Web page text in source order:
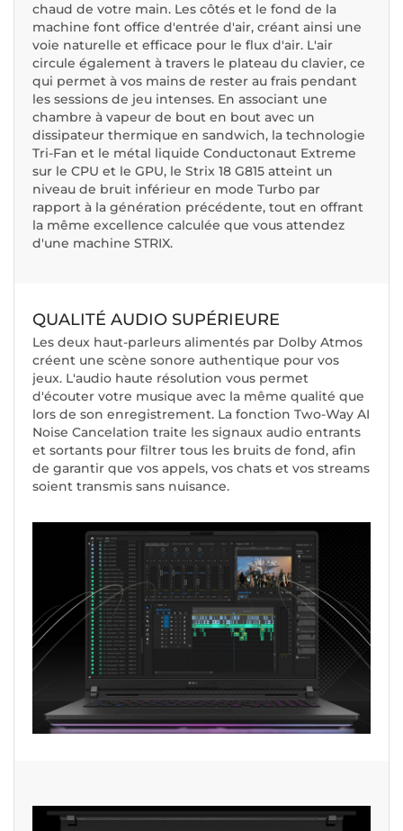
chaud de votre main. Les côtés et le fond de la
machine font office d'entrée d'air, créant ainsi une
voie naturelle et efficace pour le flux d'air. L'air
circule également à travers le plateau du clavier, ce
qui permet à vos mains de rester au frais pendant
les sessions de jeu intenses. En associant une
chambre à vapeur de bout en bout avec un
dissipateur thermique en sandwich, la technologie
Tri-Fan et le métal liquide Conductonaut Extreme
sur le CPU et le GPU, le Strix 18 G815 atteint un
niveau de bruit inférieur en mode Turbo par
rapport à la génération précédente, tout en offrant
la même excellence calculée que vous attendez
d'une machine STRIX.
QUALITÉ AUDIO SUPÉRIEURE
Les deux haut-parleurs alimentés par Dolby Atmos
créent une scène sonore authentique pour vos
jeux. L'audio haute résolution vous permet
d'écouter votre musique avec la même qualité que
lors de son enregistrement. La fonction Two-Way AI
Noise Cancelation traite les signaux audio entrants
et sortants pour filtrer tous les bruits de fond, afin
de garantir que vos appels, vos chats et vos streams
soient transmis sans nuisance.